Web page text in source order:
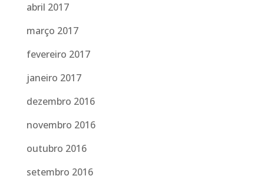
abril 2017
março 2017
fevereiro 2017
janeiro 2017
dezembro 2016
novembro 2016
outubro 2016
setembro 2016